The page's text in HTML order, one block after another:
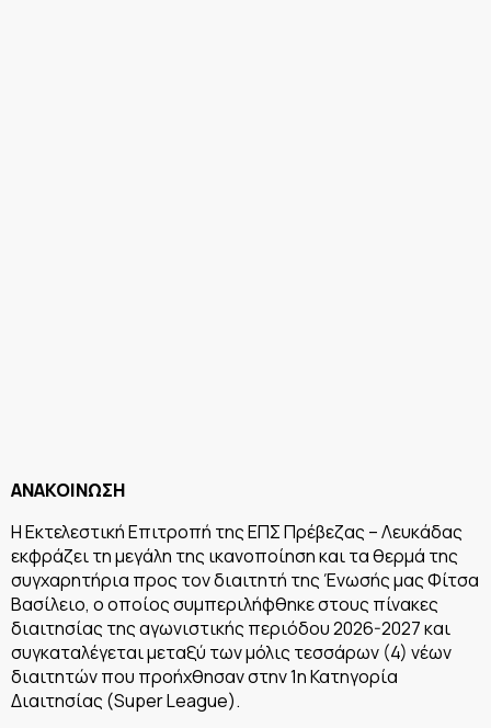
ΑΝΑΚΟΙΝΩΣΗ
Η Εκτελεστική Επιτροπή της ΕΠΣ Πρέβεζας – Λευκάδας
εκφράζει τη μεγάλη της ικανοποίηση και τα θερμά της
συγχαρητήρια προς τον διαιτητή της Ένωσής μας Φίτσα
Βασίλειο, ο οποίος συμπεριλήφθηκε στους πίνακες
διαιτησίας της αγωνιστικής περιόδου 2026-2027 και
συγκαταλέγεται μεταξύ των μόλις τεσσάρων (4) νέων
διαιτητών που προήχθησαν στην 1η Κατηγορία
Διαιτησίας (Super League).